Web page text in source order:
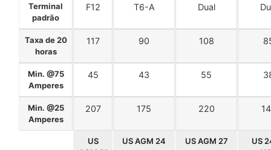
Terminal
padrão
F12 T6-A Dual
Taxa de 20
horas
117 90 108
Min. @75
Amperes
45 43 55
Min. @25
Amperes
207 175 220
US
US AGM 24 US AGM 27
US